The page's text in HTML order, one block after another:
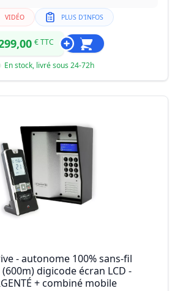
VIDÉO PLUS D'INFOS
€ TTC
En stock, livré sous 24-72h
- autonome 100% sans-fil
digicode écran LCD -
+ combiné mobile